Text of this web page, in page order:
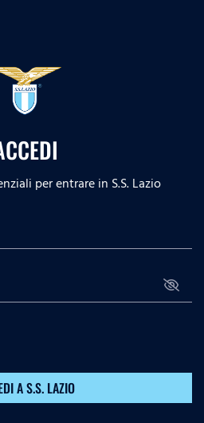
per entrare in S.S. Lazio
A S.S. LAZIO